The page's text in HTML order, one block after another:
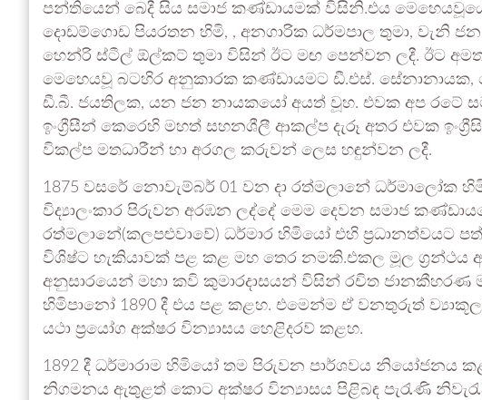
පන්තියෙන් බෙදී සිය සමාජ කණ්ඩායමක් විසිනි.එය
දොඩම්ගොඩ පියරතන හිමි, , අනගාරික ධර්මපාල තුමා, වැනි
හෙන්රි ස්ටීල් ඕල්කට් තුමා විසින් ඊට මඟ පෙන්වන ලදී. ඊට
මෙහෙයවූ බටහිර අනුකාරක කණ්ඩායමට ඩී.එස්. සේනානායක,
ඩී.බී. ජයතිලක, යන ජන නායකයෝ අයත් වූහ. එවක අප රටේ
ඉංග්‍රීසීන් කෙරෙහි මහත් සහනශීලී ආකල්ප දැරූ අතර එවක
විකල්ප මතධාරීන් හා අරගල කරුවන් ලෙස හඳුන්වන ලදී.
1875 වසරේ නොවැම්බර් 01 වන දා රත්මලානේ ධර්මාලෝක
විද්‍යාලංකාර පිරුවන අරඹන ලද්දේ මෙම දෙවන සමාජ
රත්මලානේ(කලපළුවාවේ) ධර්මාර හිමියෝ එහි ප්‍රධානත්වයට
විශිෂ්ට හැකියාවක් පළ කළ මහ තෙර නමකි.එකල මූල ග්‍රන්ථය
අනුසාරයෙන් මහා කවි කුමාරදාසයන් විසින් රචිත ජානකීහරණ
හිමිපානෝ 1890 දී එය පළ කළහ. එමෙන්ම ඒ වනතුරුත්
යථා ප්‍රයෝග අක්ෂර වින්‍යාසය හෙළිදරව් කළහ.
1892 දී ධර්මාරාම හිමියෝ තම පිරුවන පාර්ශවය නියෝජනය
නිගමනය ඇතුළත් කොට අක්ෂර වින්‍යාසය පිළිබඳ පැරැණි